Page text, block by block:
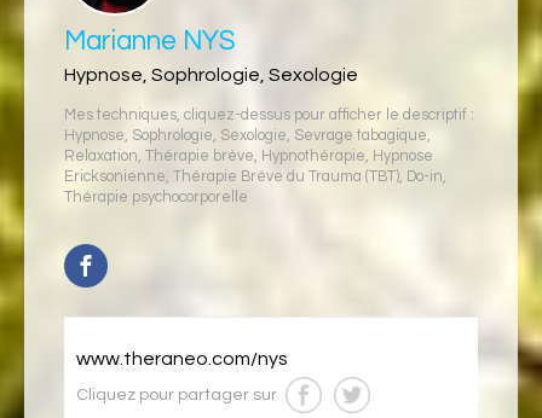
Marianne NYS
Hypnose, Sophrologie, Sexologie
Mes techniques, cliquez-dessus pour afficher le descriptif :
Hypnose, Sophrologie, Sexologie, Sevrage tabagique,
Relaxation, Thérapie brève, Hypnothérapie, Hypnose
Ericksonienne, Thérapie Brève du Trauma (TBT), Do-in,
Thérapie psychocorporelle
www.theraneo.com/nys
Cliquez pour partager sur